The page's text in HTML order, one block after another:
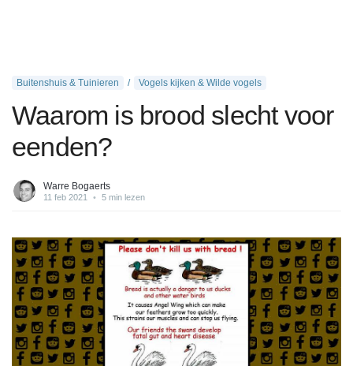
Buitenshuis & Tuinieren Vogels kijken & Wilde vogels
Waarom is brood slecht voor
eenden?
Warre Bogaerts
11 feb 2021 • 5 min lezen